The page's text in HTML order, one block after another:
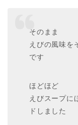
そのまま
えびの風味を
です
ほどほど
えびスープに
ドしました